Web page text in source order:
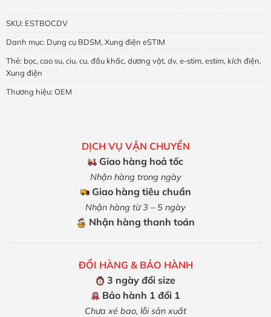
SKU: ESTBOCDV
Danh mục: Dụng cụ BDSM, Xung điện eSTIM
Thẻ: bọc, cao su, ciu, cu, đầu khấc, dương vật, dv, e-stim, estim, kích điện,
Xung điện
Thương hiệu: OEM
DỊCH VỤ VẬN CHUYỂN
Giao hàng hoả tốc
Nhận hàng trong ngày
Giao hàng tiêu chuẩn
Nhận hàng từ 3 – 5 ngày
Nhận hàng thanh toán
ĐỔI HÀNG & BẢO HÀNH
3 ngày đổi size
Bảo hành 1 đổi 1
Chưa xé bao, lỗi sản xuất